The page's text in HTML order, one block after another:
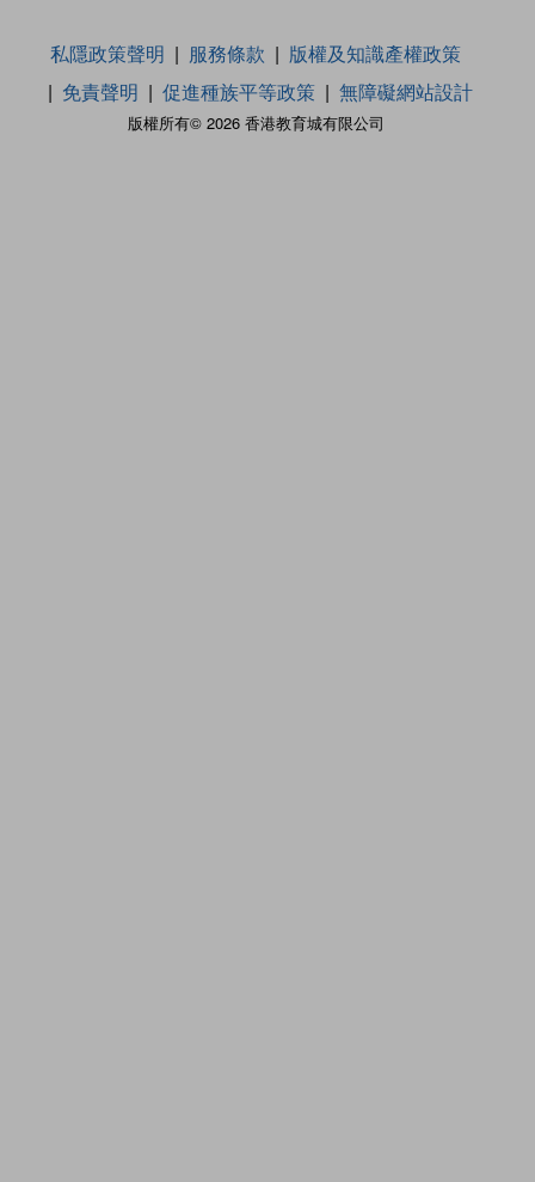
版權所有© 2026 香港教育城有限公司
私隱政策聲明 服務條款
版權及知識產權政策
免責聲明
促進種族平等政策 無障礙網站設計